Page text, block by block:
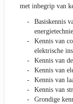
met inbegrip van
Basiskennis
Kennis van
elektrische
Kennis van
Kennis van
Kennis van
Kennis van
Grondige